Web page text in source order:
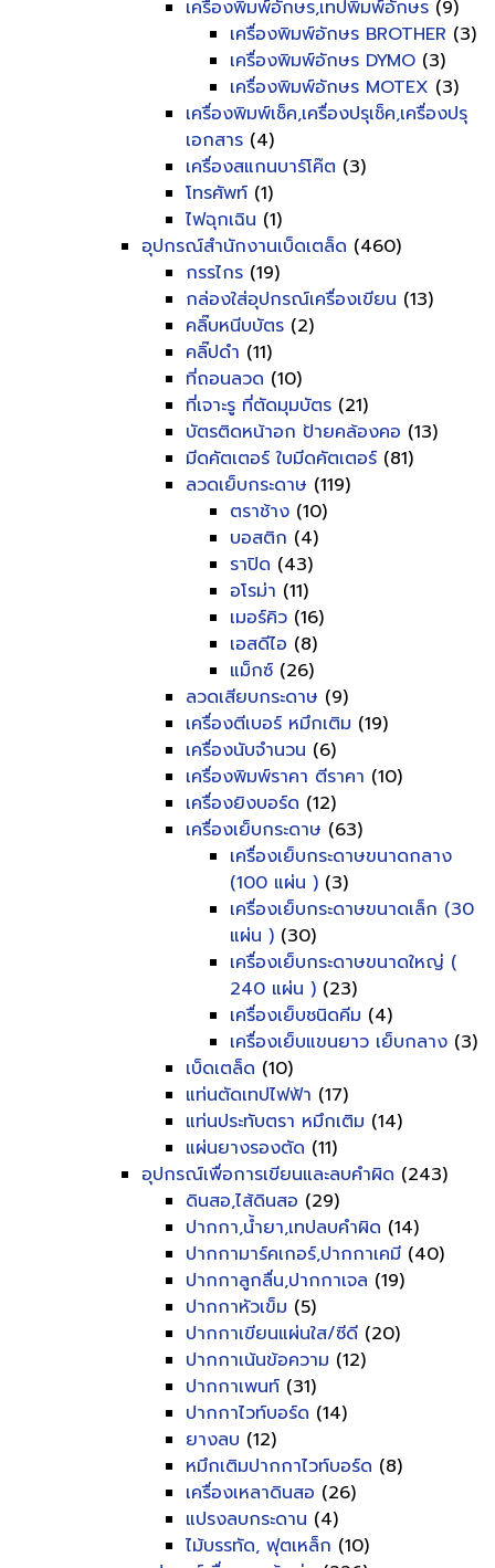
เครื่องพิมพ์อักษร,เทปพิมพ์อักษร (9)
เครื่องพิมพ์อักษร BROTHER (3)
เครื่องพิมพ์อักษร DYMO (3)
เครื่องพิมพ์อักษร MOTEX (3)
เครื่องพิมพ์เช็ค,เครื่องปรุเช็ค,เครื่องปรุ
เอกสาร (4)
เครื่องสแกนบาร์โค๊ต (3)
โทรศัพท์ (1)
ไฟฉุกเฉิน (1)
อุปกรณ์สำนักงานเบ็ดเตล็ด (460)
กรรไกร (19)
กล่องใส่อุปกรณ์เครื่องเขียน (13)
คลิ๊บหนีบบัตร (2)
คลิ๊ปดำ (11)
ที่ถอนลวด (10)
ที่เจาะรู ที่ตัดมุมบัตร (21)
บัตรติดหน้าอก ป้ายคล้องคอ (13)
มีดคัตเตอร์ ใบมีดคัตเตอร์ (81)
ลวดเย็บกระดาษ (119)
ตราช้าง (10)
บอสติก (4)
ราปิด (43)
อโรม่า (11)
เมอร์คิว (16)
เอสดีไอ (8)
แม็กซ์ (26)
ลวดเสียบกระดาษ (9)
เครื่องตีเบอร์ หมึกเติม (19)
เครื่องนับจำนวน (6)
เครื่องพิมพ์ราคา ตีราคา (10)
เครื่องยิงบอร์ด (12)
เครื่องเย็บกระดาษ (63)
เครื่องเย็บกระดาษขนาดกลาง
(100 แผ่น ) (3)
เครื่องเย็บกระดาษขนาดเล็ก (30
แผ่น ) (30)
เครื่องเย็บกระดาษขนาดใหญ่ (
240 แผ่น ) (23)
เครื่องเย็บชนิดคีม (4)
เครื่องเย็บแขนยาว เย็บกลาง (3)
เบ็ดเตล็ด (10)
แท่นตัดเทปไฟฟ้า (17)
แท่นประทับตรา หมึกเติม (14)
แผ่นยางรองตัด (11)
อุปกรณ์เพื่อการเขียนและลบคำผิด (243)
ดินสอ,ไส้ดินสอ (29)
ปากกา,น้ำยา,เทปลบคำผิด (14)
ปากกามาร์คเกอร์,ปากกาเคมี (40)
ปากกาลูกลื่น,ปากกาเจล (19)
ปากกาหัวเข็ม (5)
ปากกาเขียนแผ่นใส/ซีดี (20)
ปากกาเน้นข้อความ (12)
ปากกาเพนท์ (31)
ปากกาไวท์บอร์ด (14)
ยางลบ (12)
หมึกเติมปากกาไวท์บอร์ด (8)
เครื่องเหลาดินสอ (26)
แปรงลบกระดาน (4)
ไม้บรรทัด, ฟุตเหล็ก (10)